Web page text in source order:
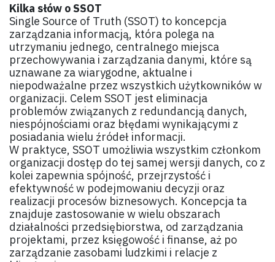
Kilka słów o SSOT
Single Source of Truth (SSOT) to koncepcja
zarządzania informacją, która polega na
utrzymaniu jednego, centralnego miejsca
przechowywania i zarządzania danymi, które są
uznawane za wiarygodne, aktualne i
niepodważalne przez wszystkich użytkowników w
organizacji. Celem SSOT jest eliminacja
problemów związanych z redundancją danych,
niespójnościami oraz błędami wynikającymi z
posiadania wielu źródeł informacji.
W praktyce, SSOT umożliwia wszystkim członkom
organizacji dostęp do tej samej wersji danych, co z
kolei zapewnia spójność, przejrzystość i
efektywność w podejmowaniu decyzji oraz
realizacji procesów biznesowych. Koncepcja ta
znajduje zastosowanie w wielu obszarach
działalności przedsiębiorstwa, od zarządzania
projektami, przez księgowość i finanse, aż po
zarządzanie zasobami ludzkimi i relacje z